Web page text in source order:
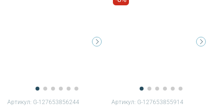
Артикул: G-127653856244
Артикул: G-127653855914